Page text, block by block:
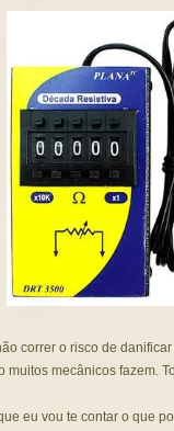
correr o risco de
muitos mecânicos fazem.
eu vou te contar o que